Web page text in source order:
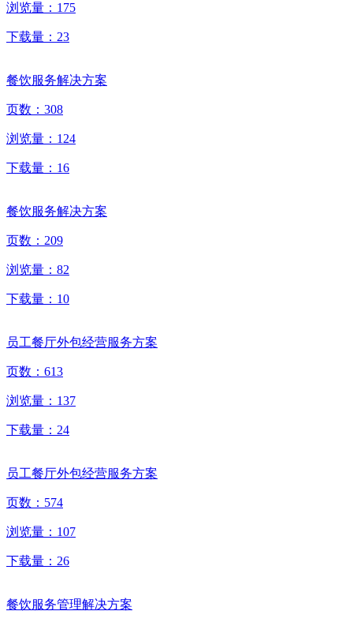
浏览量： 175
下载量： 23
餐饮服务解决方案
页数： 308
浏览量： 124
下载量： 16
餐饮服务解决方案
页数： 209
浏览量： 82
下载量： 10
员工餐厅外包经营服务方案
页数： 613
浏览量： 137
下载量： 24
员工餐厅外包经营服务方案
页数： 574
浏览量： 107
下载量： 26
餐饮服务管理解决方案